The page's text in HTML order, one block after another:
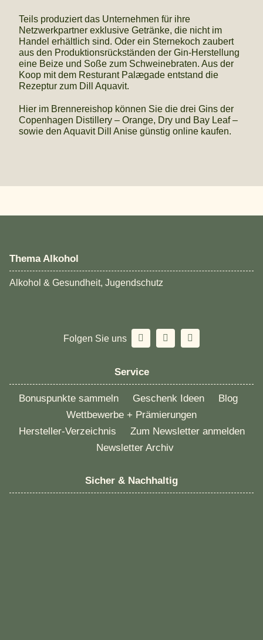
Teils produziert das Unternehmen für ihre
Netzwerkpartner exklusive Getränke, die nicht im
Handel erhältlich sind. Oder ein Sternekoch zaubert
aus den Produktionsrückständen der Gin-Herstellung
eine Beize und Soße zum Schweinebraten. Aus der
Koop mit dem Resturant Palægade entstand die
Rezeptur zum Dill Aquavit.
Hier im Brennereishop können Sie die drei Gins der
Copenhagen Distillery – Orange, Dry und Bay Leaf –
sowie den Aquavit Dill Anise günstig online kaufen.
Thema Alkohol
Alkohol & Gesundheit, Jugendschutz
Folgen Sie uns
Service
Bonuspunkte sammeln Geschenk Ideen
Blog
Wettbewerbe + Prämierungen
Hersteller-Verzeichnis
Zum Newsletter anmelden
Newsletter Archiv
Sicher & Nachhaltig